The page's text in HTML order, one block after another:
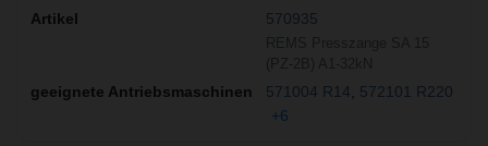
570935
571004 R14
572101 R220
+6